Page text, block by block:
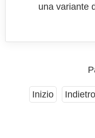
una variante
monoporzione,
mille modi, che
Inizio Indietro